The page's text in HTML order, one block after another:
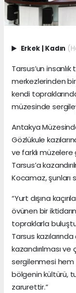
Erkek Kadın
Tarsus’un
merkezlerinden
kendi
müzesinde
Antakya
Gözlükule
ve farklı
Tarsus’a
Kocamaz, şunları
“Yurt dışına
övünen bir
topraklarla
Tarsus
kazandırılması
sergilenmesi
bölgenin kültürü,
zarurettir.”